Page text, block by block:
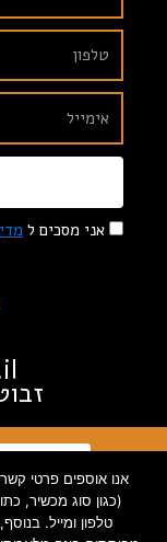
אני מסכים ל
אנו אוספים פרטי
טלפון ומייל.